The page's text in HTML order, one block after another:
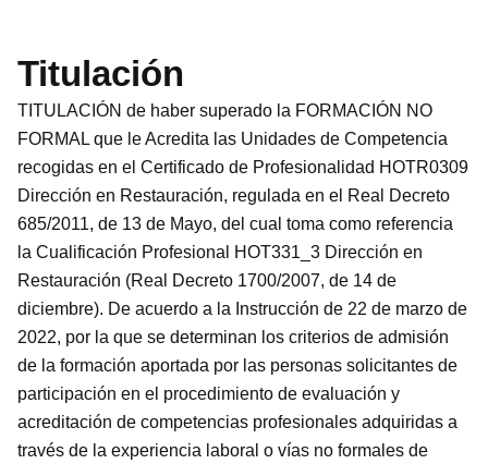
Titulación
TITULACIÓN de haber superado la FORMACIÓN NO
FORMAL que le Acredita las Unidades de Competencia
recogidas en el Certificado de Profesionalidad HOTR0309
Dirección en Restauración, regulada en el Real Decreto
685/2011, de 13 de Mayo, del cual toma como referencia
la Cualificación Profesional HOT331_3 Dirección en
Restauración (Real Decreto 1700/2007, de 14 de
diciembre). De acuerdo a la Instrucción de 22 de marzo de
2022, por la que se determinan los criterios de admisión
de la formación aportada por las personas solicitantes de
participación en el procedimiento de evaluación y
acreditación de competencias profesionales adquiridas a
través de la experiencia laboral o vías no formales de